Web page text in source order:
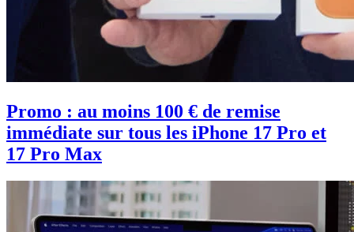
Promo : au moins 100 € de remise
immédiate sur tous les iPhone 17 Pro et
17 Pro Max